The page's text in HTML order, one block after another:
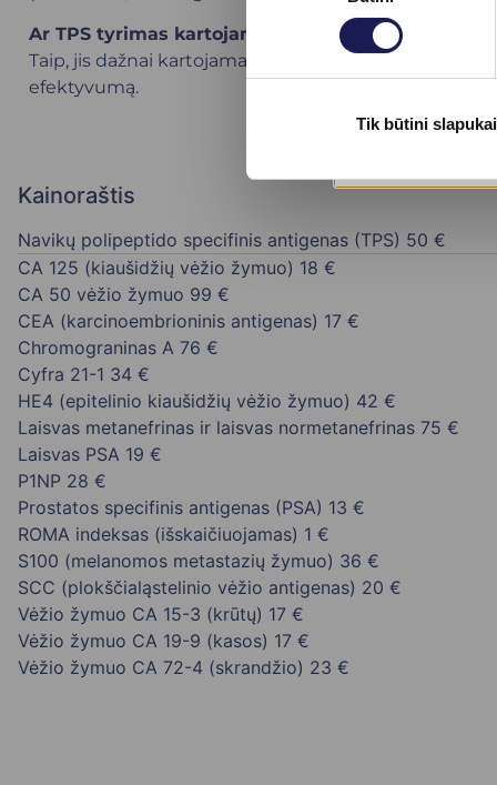
Tik būtini slapukai
Ar TPS tyrimas kartojamas?
Taip, jis dažnai kartojamas gydymo metu ir po jo,
efektyvumą.
Kainoraštis
Navikų polipeptido specifinis antigenas (TPS) 50 €
CA 125 (kiaušidžių vėžio žymuo) 18 €
CA 50 vėžio žymuo 99 €
CEA (karcinoembrioninis antigenas) 17 €
Chromograninas A 76 €
Cyfra 21-1 34 €
HE4 (epitelinio kiaušidžių vėžio žymuo) 42 €
Laisvas metanefrinas ir laisvas normetanefrinas 75 €
Laisvas PSA 19 €
P1NP 28 €
Prostatos specifinis antigenas (PSA) 13 €
ROMA indeksas (išskaičiuojamas) 1 €
S100 (melanomos metastazių žymuo) 36 €
SCC (plokščialąstelinio vėžio antigenas) 20 €
Vėžio žymuo CA 15-3 (krūtų) 17 €
Vėžio žymuo CA 19-9 (kasos) 17 €
Vėžio žymuo CA 72-4 (skrandžio) 23 €